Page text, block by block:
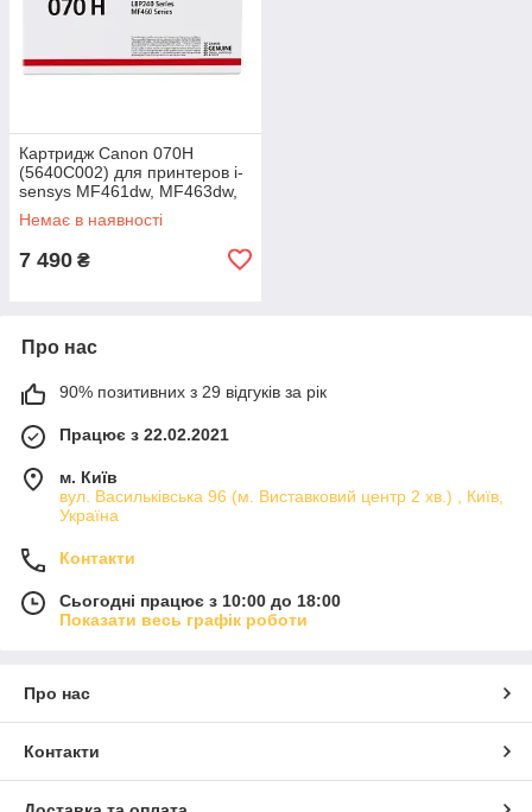
Картридж Canon 070H
(5640C002) для принтеров i-
sensys MF461dw, MF463dw,
MF465dw, LBP243dw,
LBP246dw
Немає в наявності
7 490 ₴
Про нас
90% позитивних з 29 відгуків за рік
Працює з 22.02.2021
м. Київ
вул. Васильківська 96 (м. Виставковий центр 2 хв.) , Київ,
Україна
Контакти
Сьогодні працює з 10:00 до 18:00
Показати весь графік роботи
Про нас
Контакти